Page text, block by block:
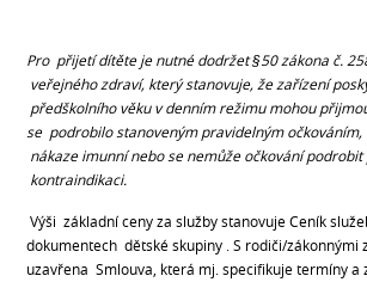
Pro přijetí dítěte je nutné dodržet §50 zákona č.
veřejného zdraví, který stanovuje, že zařízení
předškolního věku v denním režimu mohou
se podrobilo stanoveným pravidelným
nákaze imunní nebo se nemůže očkování
kontraindikaci.
Výši základní ceny za služby stanovuje Ceník
dokumentech dětské skupiny . S rodiči/zákonnými
uzavřena Smlouva, která mj. specifikuje termíny a